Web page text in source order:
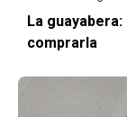
La
comprarla